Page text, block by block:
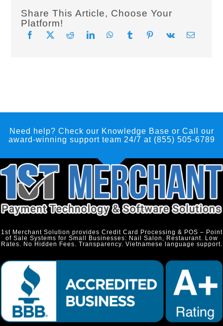
Share This Article, Choose Your
Platform!
Need help? Check our Knowledge Base or Call our
award-winning support team 24/7 at (855) 505-6789
1st Merchant Solution provides Credit Card Processing & POS – Point
of Sale Systems for Small Businesses: Nail Salon, Restaurant. Low
Rates. No Hidden Fees. Transparency. Vietnamese language support.